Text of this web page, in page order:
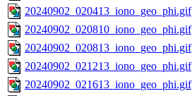
20240902_020413_iono_geo_phi.gif
20240902_020810_iono_geo_phi.gif
20240902_020813_iono_geo_phi.gif
20240902_021213_iono_geo_phi.gif
20240902_021613_iono_geo_phi.gif